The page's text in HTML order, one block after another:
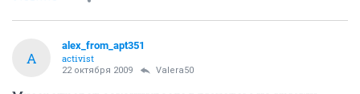
проголосуем за то чтобы заварить, но никому в голову не придет что
плохо работают люди ответственные за этот вопрос. Все скажут -Это
типа жильцы засранцы!